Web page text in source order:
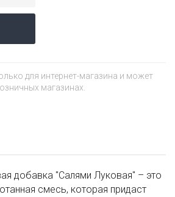
для интернет-магазина и может
магазинах.
добавка "Салями Луковая" – это
смесь, которая придаст